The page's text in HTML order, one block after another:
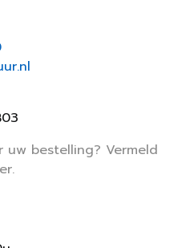
uw bestelling? Vermeld